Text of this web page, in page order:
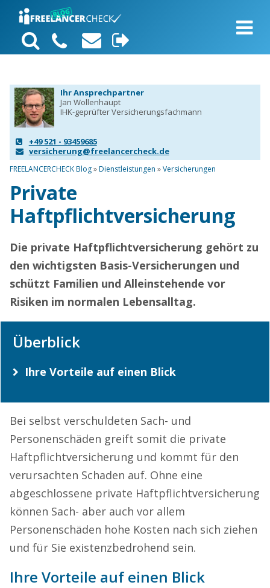
Ihr Ansprechpartner
Jan Wollenhaupt
IHK-geprüfter Versicherungsfachmann
+49 521 - 93459685
versicherung@freelancercheck.de
FREELANCERCHECK Blog»Dienstleistungen »Versicherungen
Private
Haftpflichtversicherung
Die private Haftpflichtversicherung gehört zu
den wichtigsten Basis-Versicherungen und
schützt Familien und Alleinstehende vor
Risiken im normalen Lebensalltag.
Überblick
Ihre Vorteile auf einen Blick
Bei selbst verschuldeten Sach- und
Personenschäden greift somit die private
Haftpflichtversicherung und kommt für den
verursachten Schaden auf. Ohne eine
abgeschlossene private Haftpflichtversicherung
können Sach- aber auch vor allem
Personenschäden hohe Kosten nach sich ziehen
und für Sie existenzbedrohend sein.
Ihre Vorteile auf einen Blick